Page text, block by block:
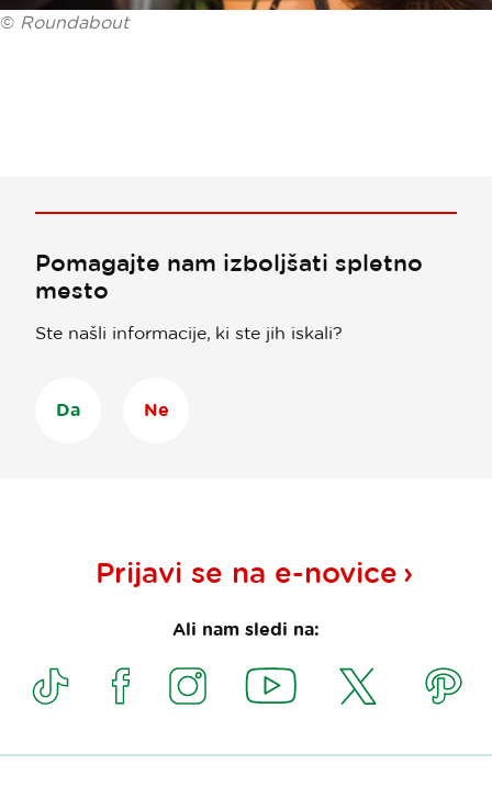
© Roundabout
Pomagajte nam izboljšati spletno
mesto
Ste našli informacije, ki ste jih iskali?
Da Ne
Prijavi se na e-novice
Ali nam sledi na: